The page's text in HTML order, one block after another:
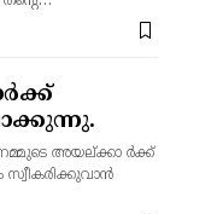
അയല്ക്കാ ർക്ക്